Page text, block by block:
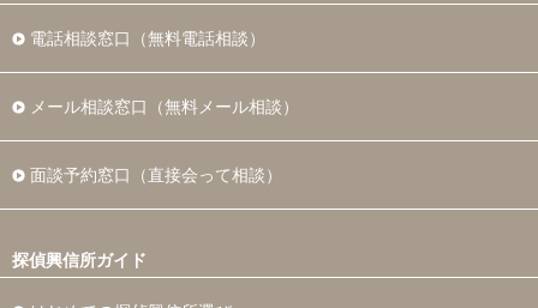
電話相談窓口（無料電話相談）
メール相談窓口（無料メール相談）
面談予約窓口（直接会って相談）
探偵興信所ガイド